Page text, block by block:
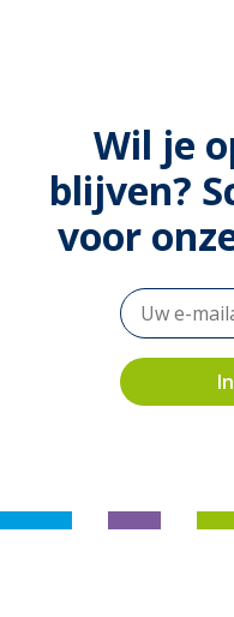
Wil je
blijven?
voor